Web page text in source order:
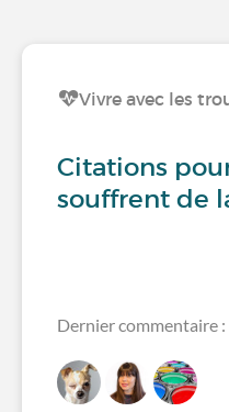
Vivre avec les
Citations
souffrent de
Dernier commentaire